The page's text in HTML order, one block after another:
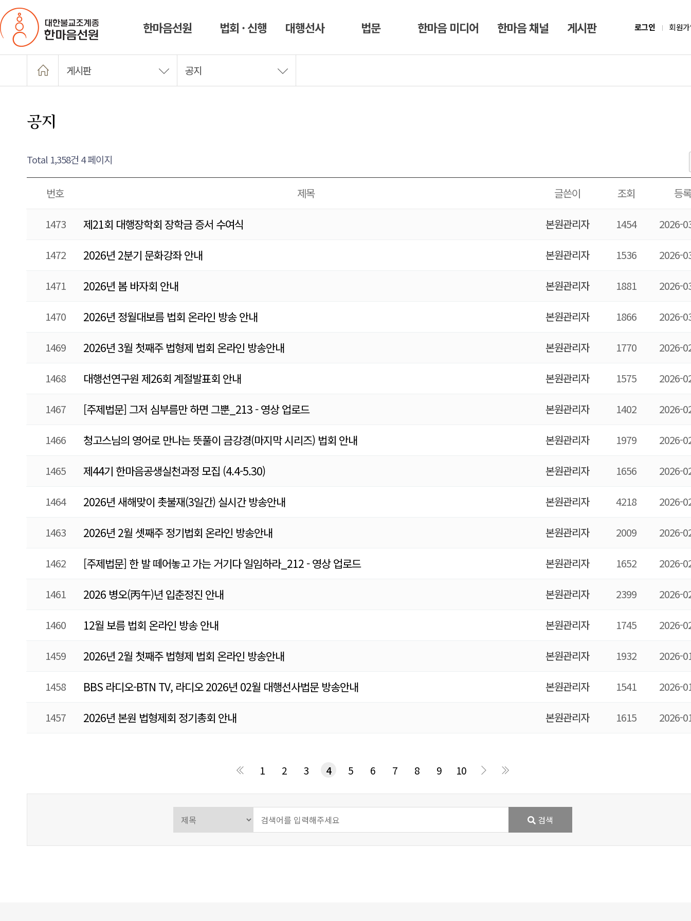
한마음선원 법회 · 신행 대행선사 법문 한마음 미디어 한마음 채널 게시판 로그인 회원
게시판 공지
공지
Total 1,358건 4 페이지
번호 제목 글쓴이 조회 등록
1473 제21회 대행장학회 장학금 증서 수여식 본원관리자 1454 2026-
1472 2026년 2분기 문화강좌 안내 본원관리자 1536 2026-
1471 2026년 봄 바자회 안내 본원관리자 1881 2026-
1470 2026년 정월대보름 법회 온라인 방송 안내 본원관리자 1866 2026-
1469 2026년 3월 첫째주 법형제 법회 온라인 방송안내 본원관리자 1770 2026-
1468 대행선연구원 제26회 계절발표회 안내 본원관리자 1575 2026-
1467 [주제법문] 그저 심부름만 하면 그뿐_213 - 영상 업로드 본원관리자 1402 2026-
1466 청고스님의 영어로 만나는 뜻풀이 금강경(마지막 시리즈) 법회 안내 본원관리자 1979 2026-
1465 제44기 한마음공생실천과정 모집 (4.4-5.30) 본원관리자 1656 2026-
1464 2026년 새해맞이 촛불재(3일간) 실시간 방송안내 본원관리자 4218 2026-
1463 2026년 2월 셋째주 정기법회 온라인 방송안내 본원관리자 2009 2026-
1462 [주제법문] 한 발 떼어놓고 가는 거기다 일임하라_212 - 영상 업로드 본원관리자 1652 2026-
1461 2026 병오(丙午)년 입춘정진 안내 본원관리자 2399 2026-
1460 12월 보름 법회 온라인 방송 안내 본원관리자 1745 2026-
1459 2026년 2월 첫째주 법형제 법회 온라인 방송안내 본원관리자 1932 2026-
1458 BBS 라디오-BTN TV, 라디오 2026년 02월 대행선사법문 방송안내 본원관리자 1541 2026-
1457 2026년 본원 법형제회 정기총회 안내 본원관리자 1615 2026-
1 2 3 4 5 6 7 8 9 10
맨끝
검색